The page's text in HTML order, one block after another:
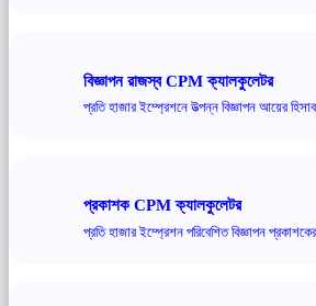
বিজ্ঞাপন রাজস্ব CPM ক্যালকুলেটর
প্রতি হাজার ইম্প্রেশনে উত্পন্ন বিজ্ঞাপন আয়ের
প্রকাশক CPM ক্যালকুলেটর
প্রতি হাজার ইম্প্রেশন পরিবেশিত বিজ্ঞাপন